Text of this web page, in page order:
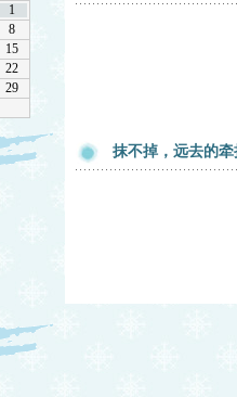
抹不掉，远去的牵